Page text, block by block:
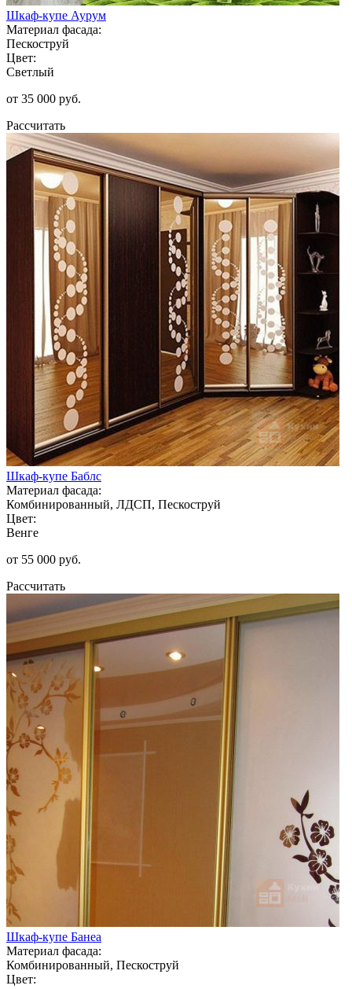
Шкаф-купе Аурум
Материал фасада:
Пескоструй
Цвет:
Светлый
от 35 000 руб.
Рассчитать
Шкаф-купе Баблс
Материал фасада:
Комбинированный, ЛДСП, Пескоструй
Цвет:
Венге
от 55 000 руб.
Рассчитать
Шкаф-купе Банеа
Материал фасада:
Комбинированный, Пескоструй
Цвет: